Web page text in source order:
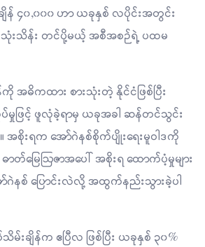
၄၀,၀၀၀ ဟာ ယခုနှစ် လပိုင်းအတွင်း
သုံးသိန်း တင်ပို့မယ့် အစီအစဉ်ရဲ့ ပထမ
ဓိကထား စားသုံးတဲ့ နိုင်ငံဖြစ်ပြီး
ဖြင့် ဖူလုံခဲ့ရာမှ ယခုအခါ ဆန်တင်သွင်း
အစိုးရက အော်ဂဲနစ်စိုက်ပျိုးရေးမူဝါဒကို
ဓာတ်မြေဩဇာအပေါ် အစိုးရ ထောက်ပံ့မှုများ
ဂဲနစ် ပြောင်းလဲလို့ အထွက်နည်းသွားခဲ့ပါ
မ်းချိန်က ဧပြီလ ဖြစ်ပြီး ယခုနှစ် ၃၀%